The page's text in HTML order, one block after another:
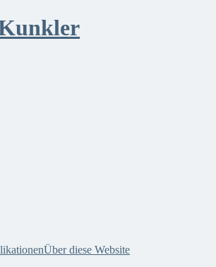
Über diese Website